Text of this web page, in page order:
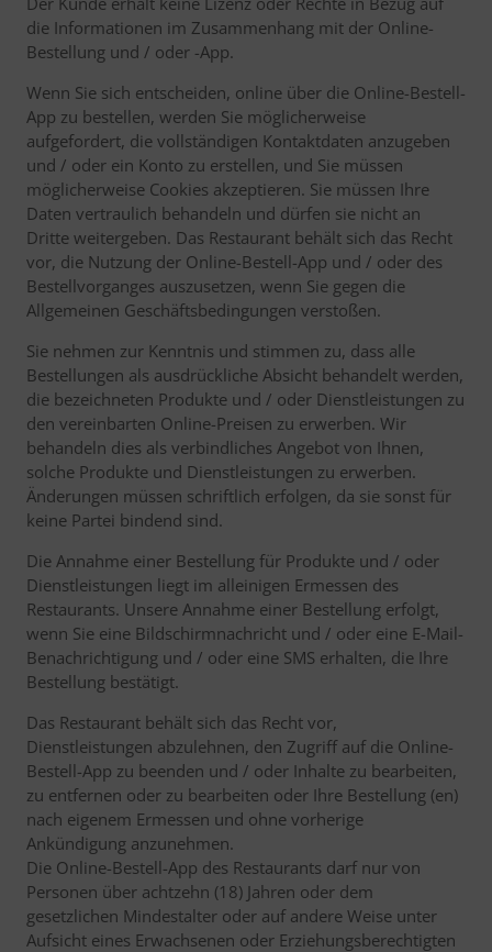
die Informationen im Zusammenhang mit der Online-
Bestellung und / oder -App.
Wenn Sie sich entscheiden, online über die Online-Bestell-
App zu bestellen, werden Sie möglicherweise
aufgefordert, die vollständigen Kontaktdaten anzugeben
und / oder ein Konto zu erstellen, und Sie müssen
möglicherweise Cookies akzeptieren. Sie müssen Ihre
Daten vertraulich behandeln und dürfen sie nicht an
Dritte weitergeben. Das Restaurant behält sich das Recht
vor, die Nutzung der Online-Bestell-App und / oder des
Bestellvorganges auszusetzen, wenn Sie gegen die
Allgemeinen Geschäftsbedingungen verstoßen.
Sie nehmen zur Kenntnis und stimmen zu, dass alle
Bestellungen als ausdrückliche Absicht behandelt werden,
die bezeichneten Produkte und / oder Dienstleistungen zu
den vereinbarten Online-Preisen zu erwerben. Wir
behandeln dies als verbindliches Angebot von Ihnen,
solche Produkte und Dienstleistungen zu erwerben.
Änderungen müssen schriftlich erfolgen, da sie sonst für
keine Partei bindend sind.
Die Annahme einer Bestellung für Produkte und / oder
Dienstleistungen liegt im alleinigen Ermessen des
Restaurants. Unsere Annahme einer Bestellung erfolgt,
wenn Sie eine Bildschirmnachricht und / oder eine E-Mail-
Benachrichtigung und / oder eine SMS erhalten, die Ihre
Bestellung bestätigt.
Das Restaurant behält sich das Recht vor,
Dienstleistungen abzulehnen, den Zugriff auf die Online-
Bestell-App zu beenden und / oder Inhalte zu bearbeiten,
zu entfernen oder zu bearbeiten oder Ihre Bestellung (en)
nach eigenem Ermessen und ohne vorherige
Ankündigung anzunehmen.
Die Online-Bestell-App des Restaurants darf nur von
Personen über achtzehn (18) Jahren oder dem
gesetzlichen Mindestalter oder auf andere Weise unter
Aufsicht eines Erwachsenen oder Erziehungsberechtigten